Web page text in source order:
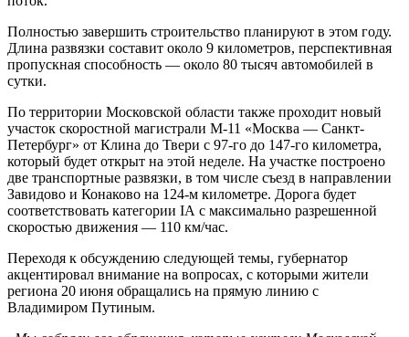
Полностью завершить строительство планируют в этом году.
Длина развязки составит около 9 километров, перспективная
пропускная способность — около 80 тысяч автомобилей в
сутки.
По территории Московской области также проходит новый
участок скоростной магистрали М-11 «Москва — Санкт-
Петербург» от Клина до Твери с 97-го до 147-го километра,
который будет открыт на этой неделе. На участке построено
две транспортные развязки, в том числе съезд в направлении
Завидово и Конаково на 124-м километре. Дорога будет
соответствовать категории IА с максимально разрешенной
скоростью движения — 110 км/час.
Переходя к обсуждению следующей темы, губернатор
акцентировал внимание на вопросах, с которыми жители
региона 20 июня обращались на прямую линию с
Владимиром Путиным.